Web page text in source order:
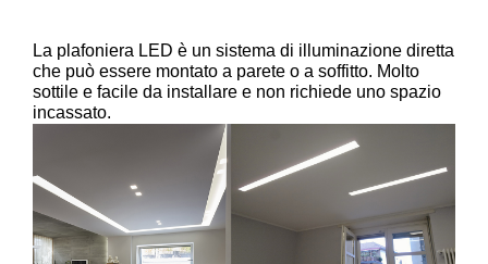
La plafoniera LED è un sistema di illuminazione diretta
che può essere montato a parete o a soffitto. Molto
sottile e facile da installare e non richiede uno spazio
incassato.